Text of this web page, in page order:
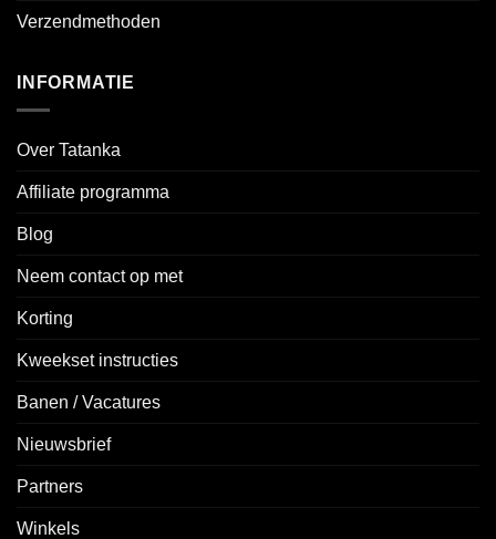
Verzendmethoden
INFORMATIE
Over Tatanka
Affiliate programma
Blog
Neem contact op met
Korting
Kweekset instructies
Banen / Vacatures
Nieuwsbrief
Partners
Winkels